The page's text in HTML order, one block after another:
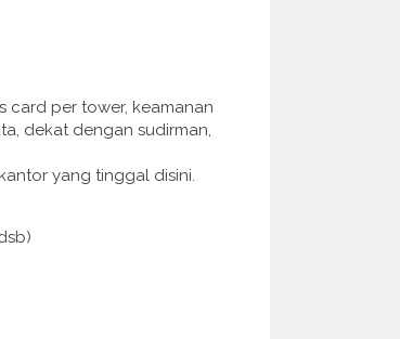
card per tower, keamanan
dekat dengan sudirman,
yang tinggal disini.